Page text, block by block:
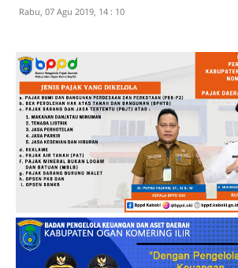
Rabu, 07 Agu 2019, 14 : 10